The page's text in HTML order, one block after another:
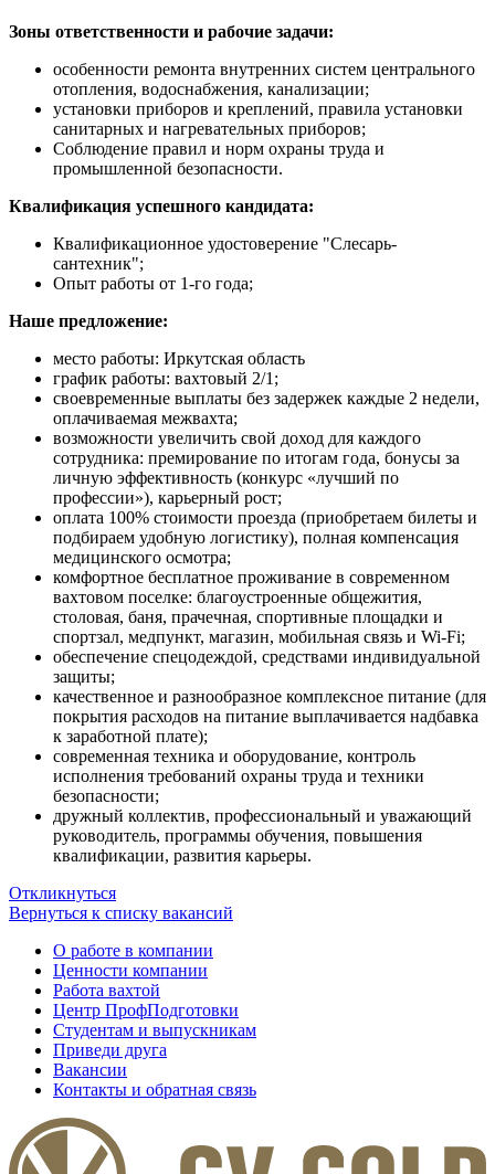
Зоны ответственности и рабочие задачи:
особенности ремонта внутренних систем центрального
отопления, водоснабжения, канализации;
установки приборов и креплений, правила установки
санитарных и нагревательных приборов;
Соблюдение правил и норм охраны труда и
промышленной безопасности.
Квалификация успешного кандидата:
Квалификационное удостоверение "Слесарь-
сантехник";
Опыт работы от 1-го года;
Наше предложение:
место работы: Иркутская область
график работы: вахтовый 2/1;
своевременные выплаты без задержек каждые 2 недели,
оплачиваемая межвахта;
возможности увеличить свой доход для каждого
сотрудника: премирование по итогам года, бонусы за
личную эффективность (конкурс «лучший по
профессии»), карьерный рост;
оплата 100% стоимости проезда (приобретаем билеты и
подбираем удобную логистику), полная компенсация
медицинского осмотра;
комфортное бесплатное проживание в современном
вахтовом поселке: благоустроенные общежития,
столовая, баня, прачечная, спортивные площадки и
спортзал, медпункт, магазин, мобильная связь и Wi-Fi;
обеспечение спецодеждой, средствами индивидуальной
защиты;
качественное и разнообразное комплексное питание (для
покрытия расходов на питание выплачивается надбавка
к заработной плате);
современная техника и оборудование, контроль
исполнения требований охраны труда и техники
безопасности;
дружный коллектив, профессиональный и уважающий
руководитель, программы обучения, повышения
квалификации, развития карьеры.
Откликнуться
Вернуться к списку вакансий
О работе в компании
Ценности компании
Работа вахтой
Центр ПрофПодготовки
Студентам и выпускникам
Приведи друга
Вакансии
Контакты и обратная связь